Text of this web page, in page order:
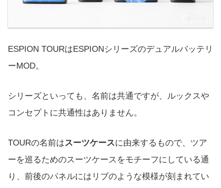
ESPION TOURはESPIONシリーズのデュアルバッテリ
ーMOD。
シリーズといっても、名前は共通ですが、ルックスや
コンセプトに共通性はありません。
TOURの名前はスーツケースに由来するもので、ツア
ーを巡るためのスーツケースをモチーフにしている通
り、前後のパネルにはリブのような模様が刻まれてい